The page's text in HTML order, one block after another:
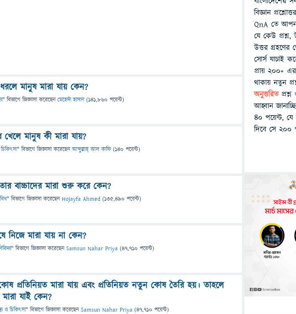
মানুষ মারা যায় কেন?
" বিভাগে জিজ্ঞাসাকরেছেনমেহেদী হাসান (141,860 পয়েন্ট)
মানুষ কী মারা যায়?
চিকিৎসা" বিভাগে জিজ্ঞাসাকরেছেনআব্দুল্লাহ্ আল কাফি (140 পয়েন্ট)
বাচ্চাদের মারা শুরু করে কেন?
" বিভাগে জিজ্ঞাসাকরেছেনHojayfa Ahmed (135,490 পয়েন্ট)
নিজে মারা যায় না কেন?
" বিভাগে জিজ্ঞাসাকরেছেনSamsun Nahar Priya (47,710 পয়েন্ট)
প্রতিনিয়ত মারা যায় এবং প্রতিনিয়ত নতুন কোষ তৈরি হয়। তাহলে
যাই কেন?
ও চিকিৎসা" বিভাগে জিজ্ঞাসাকরেছেনSamsun Nahar Priya (47,710 পয়েন্ট)
বিজ্ঞান
QnA তে
যে কেউ প্রশ্ন,
উত্তর গ্রহণের
সোর্স যাচাই
প্রায় ২০০+
থাকায় নতুন
অনুত্তরিত
আহ্বান
৪০ পয়েন্ট, যে
দিবে সে ২০০